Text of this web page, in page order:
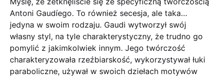
Antoni Gaudíego. To również secesja, ale taka…
jedyna w swoim rodzaju. Gaudi wytworzył swój
własny styl, na tyle charakterystyczny, że trudno go
pomylić z jakimkolwiek innym. Jego twórczość
charakteryzowała rzeźbiarskość, wykorzystywał łuki
paraboliczne, używał w swoich dziełach motywów